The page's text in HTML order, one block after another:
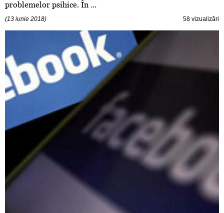
problemelor psihice. În ...
(13 iunie 2018) 58 vizualizări